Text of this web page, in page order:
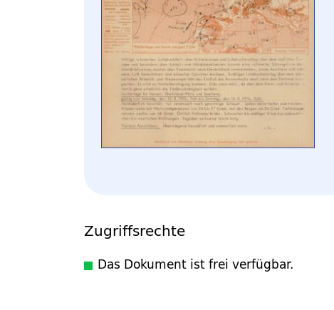
Zugriffsrechte
Das Dokument ist frei verfügbar.